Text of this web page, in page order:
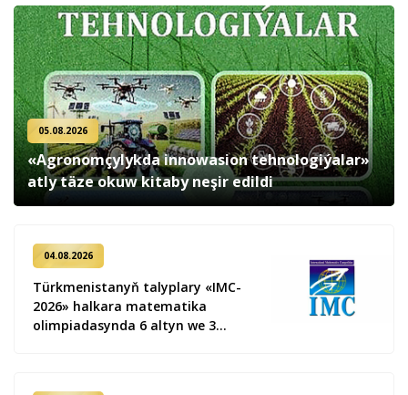
05.08.2026
«Agronomçylykda innowasion tehnologiýalar»
atly täze okuw kitaby neşir edildi
04.08.2026
Türkmenistanyň talyplary «IMC-
2026» halkara matematika
olimpiadasynda 6 altyn we 3